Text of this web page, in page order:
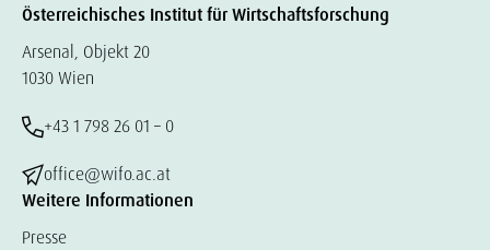
Österreichisches Institut für Wirtschaftsforschung
Arsenal, Objekt 20
1030 Wien
+43 1 798 26 01 – 0
office@wifo.ac.at
Weitere Informationen
Presse